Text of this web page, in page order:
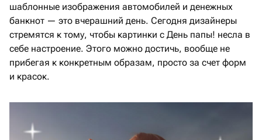
шаблонные изображения автомобилей и денежных
банкнот — это вчерашний день. Сегодня дизайнеры
стремятся к тому, чтобы картинки с День папы! несла в
себе настроение. Этого можно достичь, вообще не
прибегая к конкретным образам, просто за счет форм
и красок.